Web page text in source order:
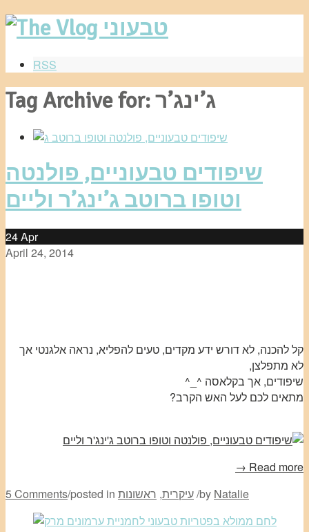
RSS
Tag Archive for: ג’ינג’ר
שיפודים טבעוניים, פולנטה
וטופו ברוטב ג’ינג’ר וליים
24Apr
April 24, 2014
קל להכנה, לא דורש ידע מקדים, טעים להפליא, נראה אלגנטי אך
לא מתפלצן,
שיפודים, אך בקלאסה ^_^
מתאים לכם לעל האש הקרב?
Read more →
5 Comments/posted in עיקרית, ראשונות /by Natalie